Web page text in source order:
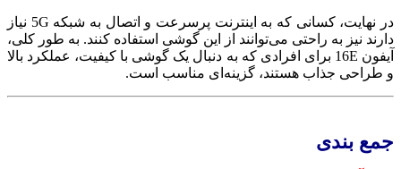
در نهایت، کسانی که به اینترنت پرسرعت و اتصال به شبکه 5G نیاز
دارند نیز به راحتی می‌توانند از این گوشی استفاده کنند. به طور کلی،
آیفون 16E برای افرادی که به دنبال یک گوشی با کیفیت، عملکرد بالا
و طراحی جذاب هستند، گزینه‌ای مناسب است.
جمع بندی